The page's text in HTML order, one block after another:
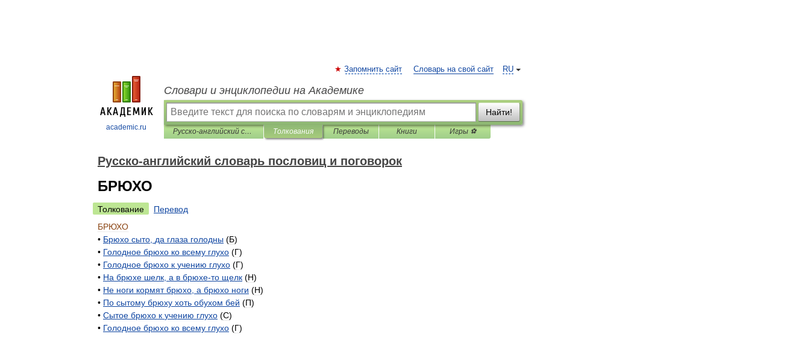
academic.ru
RU
Запомнить сайт Словарь на свой сайт
Словари и энциклопедии на Академике
Найти!
Русско-английский словарь пословиц и поговорок Толкования Переводы Книги Игры ⚽
Русско-английский словарь пословиц и поговорок
БРЮХО
Толкование
Перевод
БРЮХО
• Брюхо сыто да глаза голодны (Б)
• Голодное брюхо ко всему глухо (Г)
• Голодное брюхо к учению глухо (Г)
• На брюхе шелк а в брюхе-то щелк (Н)
• Не ноги кормят брюхо а брюхо ноги (Н)
• По сытому брюху хоть обухом бей (П)
• Сытое брюхо к учению глухо (С)
• Голодное брюхо ко всему глухо (Г)